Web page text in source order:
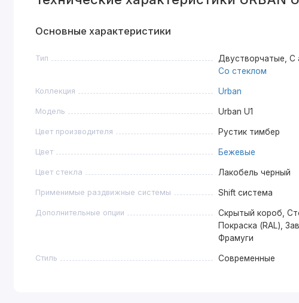
Основные характеристики
Тип
Двустворчатые, С
Со стеклом
Коллекция Urban
Модель Urban U1
Цвет производителя Рустик тимбер
Цвет Бежевые
Цвет стекла Лакобель черный
Применимые раздвижные системы Shift система
Дополнительные опции
Скрытый короб,
Покраска (RAL),
Фрамуги
Стиль Современные